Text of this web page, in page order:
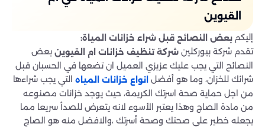
القيوين
إليكم بعض النصائح قبل شراء خزانات المياة:
تقدم شركة بيوركلين شركة تنظيف خزانات ام القيوين بعض
النصائح التي يجب عليك عزيزي العميل ان تضعها في الحسبان قبل
شرائك للخزان، وما هو أفضل انواع خزانات المياه التي يجب شراءها
من اجل حماية صحة اسرتك الكريمة، حيث يوجد خزانات مصنوعه
من مادة الصاج وهذا يعتبر الأسوء لانه يتعرض للصدأ سريعا مما
يجعله خطير علي صحتك وصحة أسرتك ،والافضل منه هو الصاج